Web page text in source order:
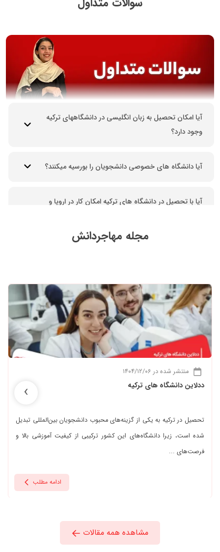
آیا امکان تحصیل به زبان انگلیسی در دانشگاههای ترکیه
وجود دارد؟
آیا دانشگاه های خصوصی دانشجویان را بورسیه میکنند؟
آیا با تحصیل در دانشگاه های ترکیه امکان کار در اروپا و
مجله مهاجردانش
منتشر شده در ۱۴۰۴/۱۲/۰۶
ددلاین دانشگاه های ترکیه
تحصیل در ترکیه به یکی از گزینه‌های محبوب دانشجویان بین‌المللی تبدیل
شده است، زیرا دانشگاه‌های این کشور ترکیبی از کیفیت آموزشی بالا و
فرصت‌های ...
ادامه مطلب
›
مشاهده همه مقالات